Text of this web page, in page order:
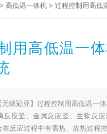
高低温一体机> 过程控制用高低
用高低温一
无锡冠亚】过程控制用高低温一
反应釜、金属反应釜、生物反
在反应过程中有需热、放热过程